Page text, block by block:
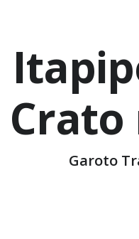
Crato
Garoto